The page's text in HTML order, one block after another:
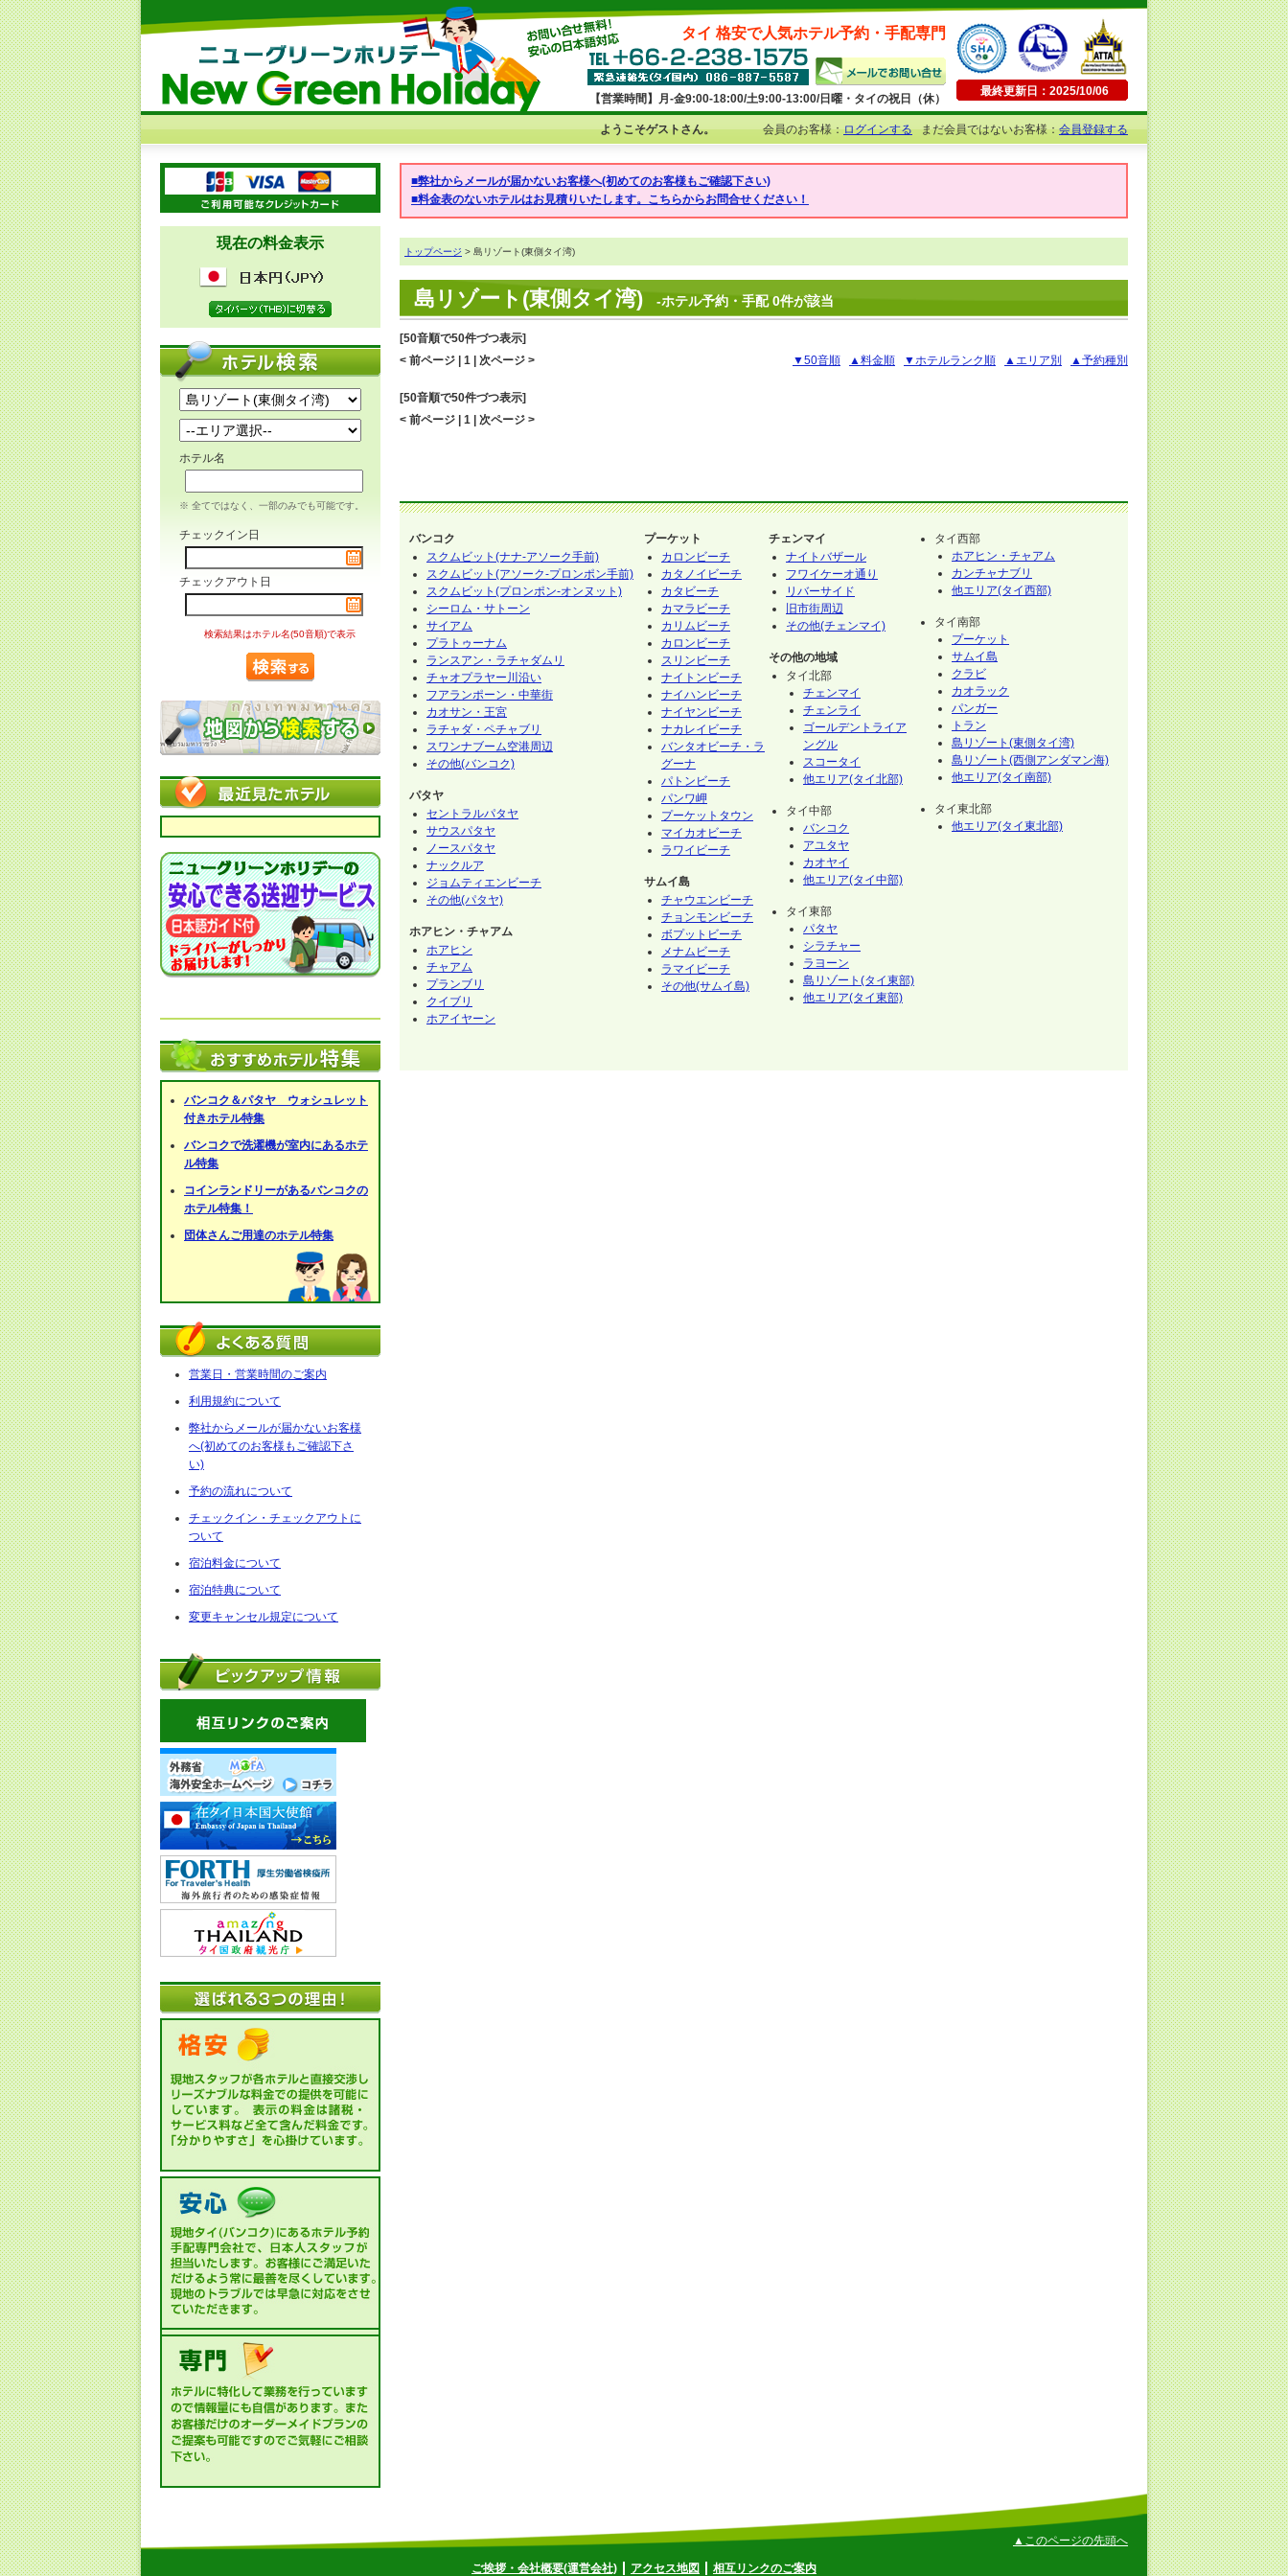
タイ 格安で人気ホテル予約・手配専門
【営業時間】月-金9:00-18:00/土9:00-13:00/日曜・タイの祝日（休）
最終更新日：2025/10/06
ようこそゲストさん。 会員のお客様：ログインするまだ会員ではないお客様：会員登録する
現在の料金表示
ホテル名
※ 全てではなく、一部のみでも可能です。
チェックイン日
チェックアウト日
検索結果はホテル名(50音順)で表示
バンコク＆パタヤ ウォシュレット
付きホテル特集
バンコクで洗濯機が室内にあるホテ
ル特集
コインランドリーがあるバンコクの
ホテル特集！
団体さんご用達のホテル特集
営業日・営業時間のご案内
利用規約について
弊社からメールが届かないお客様
へ(初めてのお客様もご確認下さ
い)
予約の流れについて
チェックイン・チェックアウトに
ついて
宿泊料金について
宿泊特典について
変更キャンセル規定について
■弊社からメールが届かないお客様へ(初めてのお客様もご確認下さい)
■料金表のないホテルはお見積りいたします。こちらからお問合せください！
トップページ > 島リゾート(東側タイ湾)
島リゾート(東側タイ湾) -ホテル予約・手配 0件が該当
[50音順で50件づつ表示]
< 前ページ | 1 | 次ページ >
▼50音順 ▲料金順 ▼ホテルランク順 ▲エリア別 ▲予約種別
[50音順で50件づつ表示]
< 前ページ | 1 | 次ページ >
バンコク
スクムビット(ナナ-アソーク手前)
スクムビット(アソーク-プロンポン手前)
スクムビット(プロンポン-オンヌット)
シーロム・サトーン
サイアム
プラトゥーナム
ランスアン・ラチャダムリ
チャオプラヤー川沿い
フアランポーン・中華街
カオサン・王宮
ラチャダ・ペチャブリ
スワンナブーム空港周辺
その他(バンコク)
パタヤ
セントラルパタヤ
サウスパタヤ
ノースパタヤ
ナックルア
ジョムティエンビーチ
その他(パタヤ)
ホアヒン・チャアム
ホアヒン
チャアム
プランブリ
クイブリ
ホアイヤーン
プーケット
カロンビーチ
カタノイビーチ
カタビーチ
カマラビーチ
カリムビーチ
カロンビーチ
スリンビーチ
ナイトンビーチ
ナイハンビーチ
ナイヤンビーチ
ナカレイビーチ
バンタオビーチ・ラ
グーナ
パトンビーチ
パンワ岬
プーケットタウン
マイカオビーチ
ラワイビーチ
サムイ島
チャウエンビーチ
チョンモンビーチ
ボプットビーチ
メナムビーチ
ラマイビーチ
その他(サムイ島)
チェンマイ
ナイトバザール
フワイケーオ通り
リバーサイド
旧市街周辺
その他(チェンマイ)
その他の地域
タイ北部
チェンマイ
チェンライ
ゴールデントライア
ングル
スコータイ
他エリア(タイ北部)
タイ中部
バンコク
アユタヤ
カオヤイ
他エリア(タイ中部)
タイ東部
パタヤ
シラチャー
ラヨーン
島リゾート(タイ東部)
他エリア(タイ東部)
タイ西部
ホアヒン・チャアム
カンチャナブリ
他エリア(タイ西部)
タイ南部
プーケット
サムイ島
クラビ
カオラック
パンガー
トラン
島リゾート(東側タイ湾)
島リゾート(西側アンダマン海)
他エリア(タイ南部)
タイ東北部
他エリア(タイ東北部)
▲このページの先頭へ
ご挨拶・会社概要(運営会社) アクセス地図 相互リンクのご案内